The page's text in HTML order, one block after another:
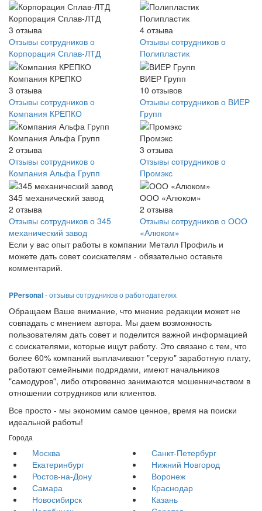
Корпорация Сплав-ЛТД
3 отзыва
Отзывы сотрудников о
Корпорация Сплав-ЛТД
Полипластик
4 отзыва
Отзывы сотрудников о
Полипластик
Компания КРЕПКО
3 отзыва
Отзывы сотрудников о
Компания КРЕПКО
ВИЕР Групп
10 отзывов
Отзывы сотрудников о ВИЕР
Групп
Компания Альфа Групп
2 отзыва
Отзывы сотрудников о
Компания Альфа Групп
Промэкс
3 отзыва
Отзывы сотрудников о
Промэкс
345 механический завод
2 отзыва
Отзывы сотрудников о 345
механический завод
ООО «Алюком»
2 отзыва
Отзывы сотрудников о ООО
«Алюком»
Если у вас опыт работы в компании Металл Профиль и
можете дать совет соискателям - обязательно оставьте
комментарий.
PPersonal- отзывы сотрудников о работодателях
Обращаем Ваше внимание, что мнение редакции может не
совпадать с мнением автора. Мы даем возможность
пользователям дать совет и поделится важной информацией
с соискателями, которые ищут работу. Это связано с тем, что
более 60% компаний выплачивают "серую" заработную плату,
работают семейными подрядами, имеют начальников
"самодуров", либо откровенно занимаются мошенничеством в
отношении сотрудников или клиентов.
Все просто - мы экономим самое ценное, время на поиски
идеальной работы!
Города
Москва
Санкт-Петербург
Екатеринбург
Нижний Новгород
Ростов-на-Дону
Воронеж
Самара
Краснодар
Новосибирск
Казань